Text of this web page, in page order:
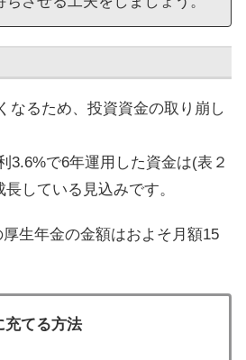
なるため、投資資金の取り崩し
3.6%で6年運用した資金は(表２
している見込みです。
生年金の金額はおよそ月額15
充てる方法